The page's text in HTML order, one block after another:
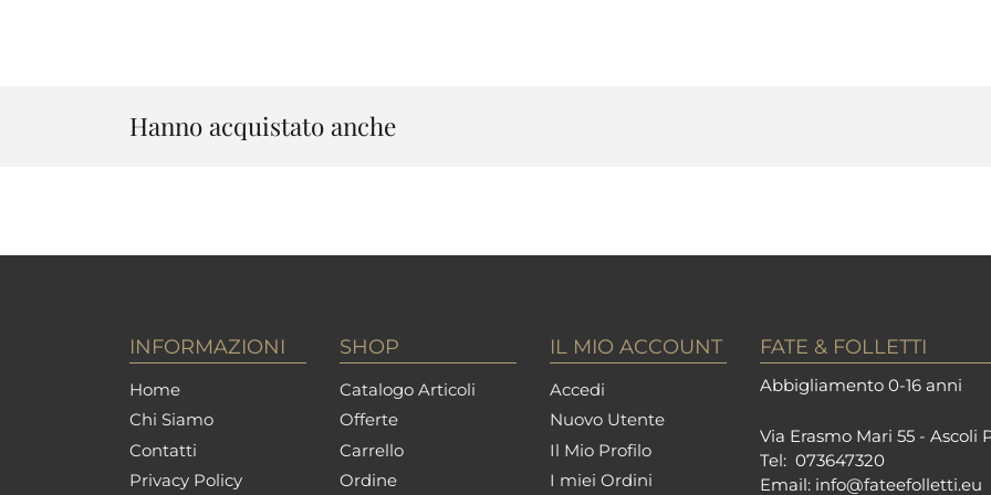
Hanno acquistato anche
INFORMAZIONI
Home
Chi Siamo
Contatti
Privacy Policy
SHOP
Catalogo Articoli
Offerte
Carrello
Ordine
IL MIO ACCOUNT
Accedi
Nuovo Utente
Il Mio Profilo
I miei Ordini
FATE & FOLLETTI
Abbigliamento 0-16 anni
Via Erasmo Mari 55 - Ascoli
Tel: 073647320
Email: info@fateefolletti.eu